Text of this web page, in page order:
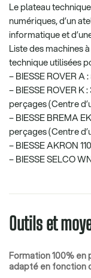
Le plateau
numériques, d’un
informatique et
Liste des machines
technique utilisées
– BIESSE ROVER A
– BIESSE ROVER
perçages (Centre
– BIESSE BREMA
perçages (Centre
– BIESSE AKRON
– BIESSE SELCO
Outils et
Formation 100% en
adapté en fonction